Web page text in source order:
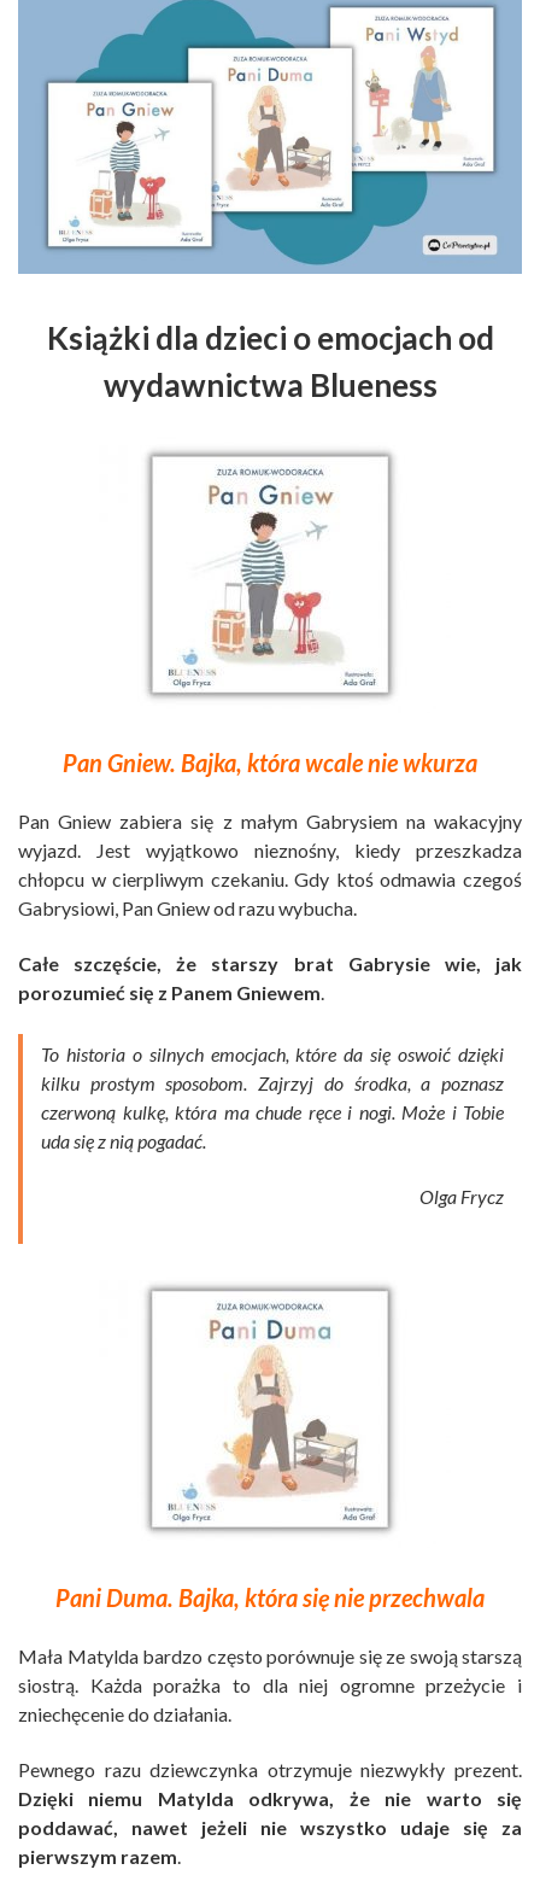
Książki dla dzieci o emocjach od
wydawnictwa Blueness
Pan Gniew. Bajka, która wcale nie wkurza
Pan Gniew zabiera się z małym Gabrysiem na wakacyjny
wyjazd. Jest wyjątkowo nieznośny, kiedy przeszkadza
chłopcu w cierpliwym czekaniu. Gdy ktoś odmawia czegoś
Gabrysiowi, Pan Gniew od razu wybucha.
Całe szczęście, że starszy brat Gabrysie wie, jak
porozumieć się z Panem Gniewem.
To historia o silnych emocjach, które da się oswoić dzięki
kilku prostym sposobom. Zajrzyj do środka, a poznasz
czerwoną kulkę, która ma chude ręce i nogi. Może i Tobie
uda się z nią pogadać.
Olga Frycz
Pani Duma. Bajka, która się nie przechwala
Mała Matylda bardzo często porównuje się ze swoją starszą
siostrą. Każda porażka to dla niej ogromne przeżycie i
zniechęcenie do działania.
Pewnego razu dziewczynka otrzymuje niezwykły prezent.
Dzięki niemu Matylda odkrywa, że nie warto się
poddawać, nawet jeżeli nie wszystko udaje się za
pierwszym razem.